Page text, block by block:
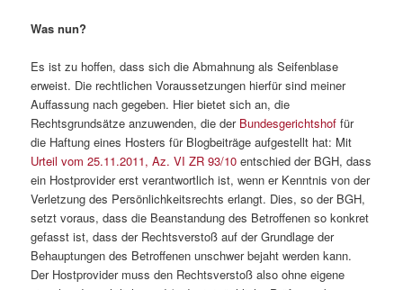
Was nun?
Es ist zu hoffen, dass sich die Abmahnung als Seifenblase
erweist. Die rechtlichen Voraussetzungen hierfür sind meiner
Auffassung nach gegeben. Hier bietet sich an, die
Rechtsgrundsätze anzuwenden, die der Bundesgerichtshof für
die Haftung eines Hosters für Blogbeiträge aufgestellt hat: Mit
Urteil vom 25.11.2011, Az. VI ZR 93/10 entschied der BGH, dass
ein Hostprovider erst verantwortlich ist, wenn er Kenntnis von der
Verletzung des Persönlichkeitsrechts erlangt. Dies, so der BGH,
setzt voraus, dass die Beanstandung des Betroffenen so konkret
gefasst ist, dass der Rechtsverstoß auf der Grundlage der
Behauptungen des Betroffenen unschwer bejaht werden kann.
Der Hostprovider muss den Rechtsverstoß also ohne eigene